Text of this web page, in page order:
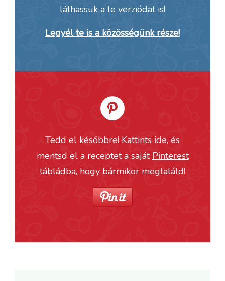
láthassuk a te verziódat is!
Legyél te is a közösségünk része!
Tedd el későbbre! Kattints ide, és
mentsd el a receptet a saját Pinterest
tábládba, hogy bármikor megtaláld!